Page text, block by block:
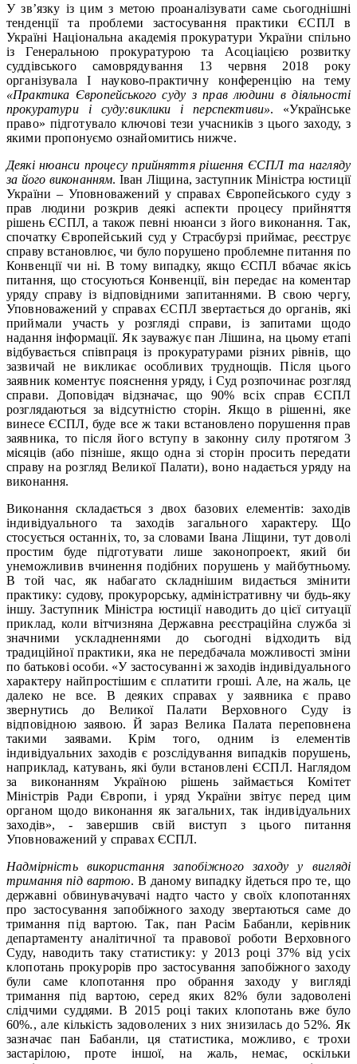
У зв’язку із цим з метою проаналізувати саме сьогоднішні
тенденції та проблеми застосування практики ЄСПЛ в
Україні Національна академія прокуратури України спільно
із Генеральною прокуратурою та Асоціацією розвитку
суддівського самоврядування 13 червня 2018 року
організувала І науково-практичну конференцію на тему
«Практика Європейського суду з прав людини в діяльності
прокуратури і суду:виклики і перспективи». «Українське
право» підготувало ключові тези учасників з цього заходу, з
якими пропонуємо ознайомитись нижче.
Деякі нюанси процесу прийняття рішення ЄСПЛ та нагляду
за його виконанням. Іван Ліщина, заступник Міністра юстиції
України – Уповноважений у справах Європейського суду з
прав людини розкрив деякі аспекти процесу прийняття
рішень ЄСПЛ, а також певні нюанси з його виконання. Так,
спочатку Європейський суд у Страсбурзі приймає, реєструє
справу встановлює, чи було порушено проблемне питання по
Конвенції чи ні. В тому випадку, якщо ЄСПЛ вбачає якісь
питання, що стосуються Конвенції, він передає на коментар
уряду справу із відповідними запитаннями. В свою чергу,
Уповноважений у справах ЄСПЛ звертається до органів, які
приймали участь у розгляді справи, із запитами щодо
надання інформації. Як зауважує пан Лішина, на цьому етапі
відбувається співпраця із прокуратурами різних рівнів, що
зазвичай не викликає особливих труднощів. Після цього
заявник коментує пояснення уряду, і Суд розпочинає розгляд
справи. Доповідач відзначає, що 90% всіх справ ЄСПЛ
розглядаються за відсутністю сторін. Якщо в рішенні, яке
винесе ЄСПЛ, буде все ж таки встановлено порушення прав
заявника, то після його вступу в законну силу протягом 3
місяців (або пізніше, якщо одна зі сторін просить передати
справу на розгляд Великої Палати), воно надається уряду на
виконання.
Виконання складається з двох базових елементів: заходів
індивідуального та заходів загального характеру. Що
стосується останніх, то, за словами Івана Ліщини, тут доволі
простим буде підготувати лише законопроект, який би
унеможливив вчинення подібних порушень у майбутньому.
В той час, як набагато складнішим видається змінити
практику: судову, прокурорську, адміністративну чи будь-яку
іншу. Заступник Міністра юстиції наводить до цієї ситуації
приклад, коли вітчизняна Державна реєстраційна служба зі
значними ускладненнями до сьогодні відходить від
традиційної практики, яка не передбачала можливості зміни
по батькові особи. «У застосуванні ж заходів індивідуального
характеру найпростішим є сплатити гроші. Але, на жаль, це
далеко не все. В деяких справах у заявника є право
звернутись до Великої Палати Верховного Суду із
відповідною заявою. Й зараз Велика Палата переповнена
такими заявами. Крім того, одним із елементів
індивідуальних заходів є розслідування випадків порушень,
наприклад, катувань, які були встановлені ЄСПЛ. Наглядом
за виконанням Україною рішень займається Комітет
Міністрів Ради Європи, і уряд України звітує перед цим
органом щодо виконання як загальних, так індивідуальних
заходів», - завершив свій виступ з цього питання
Уповноважений у справах ЄСПЛ.
Надмірність використання запобіжного заходу у вигляді
тримання під вартою. В даному випадку йдеться про те, що
державні обвинувачувачі надто часто у своїх клопотаннях
про застосування запобіжного заходу звертаються саме до
тримання під вартою. Так, пан Расім Бабанли, керівник
департаменту аналітичної та правової роботи Верховного
Суду, наводить таку статистику: у 2013 році 37% від усіх
клопотань прокурорів про застосування запобіжного заходу
були саме клопотання про обрання заходу у вигляді
тримання під вартою, серед яких 82% були задоволені
слідчими суддями. В 2015 році таких клопотань вже було
60%., але кількість задоволених з них знизилась до 52%. Як
зазначає пан Бабанли, ця статистика, можливо, є трохи
застарілою, проте іншої, на жаль, немає, оскільки